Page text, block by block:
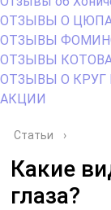
ОТЗЫВЫ О ЦЮПА
ОТЗЫВЫ
ОТЗЫВЫ КОТОВА
ОТЗЫВЫ О КРУГ
АКЦИИ
Статьи ›
Какие
глаза?